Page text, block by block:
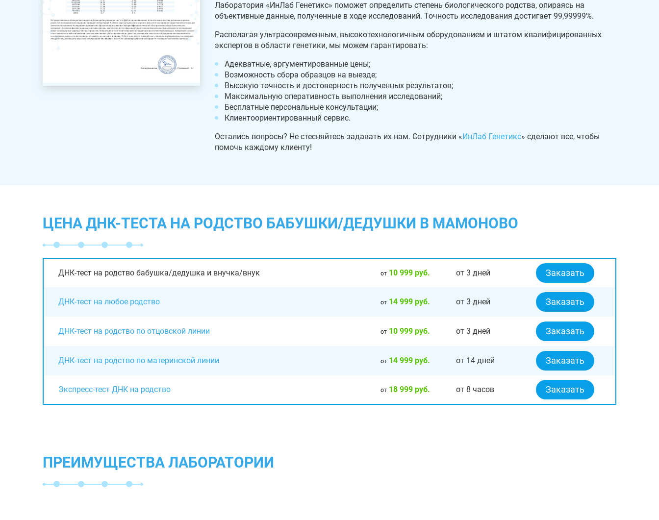
Лаборатория «ИнЛаб Генетикс» поможет определить степень биологического родства, опираясь на
объективные данные, полученные в ходе исследований. Точность исследования достигает 99,99999%.
Располагая ультрасовременным, высокотехнологичным оборудованием и штатом квалифицированных
экспертов в области генетики, мы можем гарантировать:
Адекватные, аргументированные цены;
Возможность сбора образцов на выезде;
Высокую точность и достоверность полученных результатов;
Максимальную оперативность выполнения исследований;
Бесплатные персональные консультации;
Клиентоориентированный сервис.
Остались вопросы? Не стесняйтесь задавать их нам. Сотрудники « ИнЛаб Генетикс» сделают все, чтобы
помочь каждому клиенту!
ЦЕНА ДНК-ТЕСТА НА РОДСТВО БАБУШКИ/ДЕДУШКИ В МАМОНОВО
ДНК-тест на родство бабушка/дедушка и внучка/внук от10 999 руб. от 3 дней Заказать
ДНК-тест на любое родство от14 999 руб. от 3 дней Заказать
ДНК-тест на родство по отцовской линии от10 999 руб. от 3 дней Заказать
ДНК-тест на родство по материнской линии от14 999 руб. от 14 дней Заказать
Экспресс-тест ДНК на родство от18 999 руб. от 8 часов Заказать
ПРЕИМУЩЕСТВА ЛАБОРАТОРИИ